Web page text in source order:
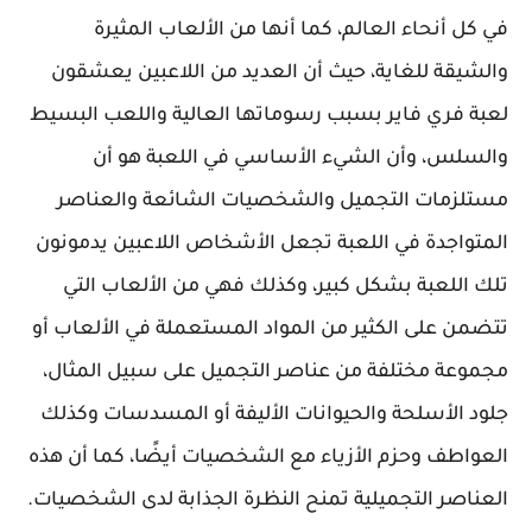
في كل أنحاء العالم، كما أنها من الألعاب المثيرة
والشيقة للغاية، حيث أن العديد من اللاعبين يعشقون
لعبة فري فاير بسبب رسوماتها العالية واللعب البسيط
والسلس، وأن الشيء الأساسي في اللعبة هو أن
مستلزمات التجميل والشخصيات الشائعة والعناصر
المتواجدة في اللعبة تجعل الأشخاص اللاعبين يدمونون
تلك اللعبة بشكل كبير، وكذلك فهي من الألعاب التي
تتضمن على الكثير من المواد المستعملة في الألعاب أو
مجموعة مختلفة من عناصر التجميل على سبيل المثال،
جلود الأسلحة والحيوانات الأليفة أو المسدسات وكذلك
العواطف وحزم الأزياء مع الشخصيات أيضًا، كما أن هذه
العناصر التجميلية تمنح النظرة الجذابة لدى الشخصيات.